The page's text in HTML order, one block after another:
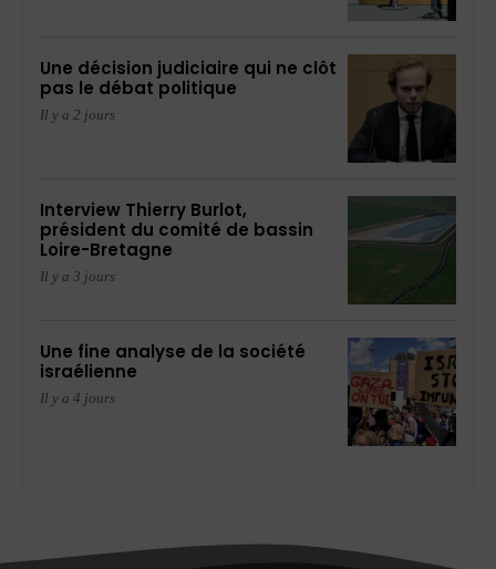
Une décision judiciaire qui ne clôt
pas le débat politique
Il y a 2 jours
Interview Thierry Burlot,
président du comité de bassin
Loire-Bretagne
Il y a 3 jours
Une fine analyse de la société
israélienne
Il y a 4 jours